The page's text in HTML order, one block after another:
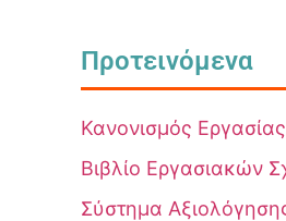
Προτεινόμενα
Κανονισμός Εργασίας
Βιβλίο Εργασιακών
Σύστημα